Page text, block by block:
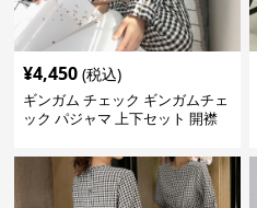
¥4,450 (税込)
ギンガム チェック ギンガムチェ
ック パジャマ 上下セット 開襟